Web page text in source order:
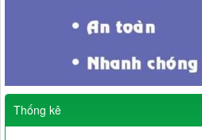
Thống kê